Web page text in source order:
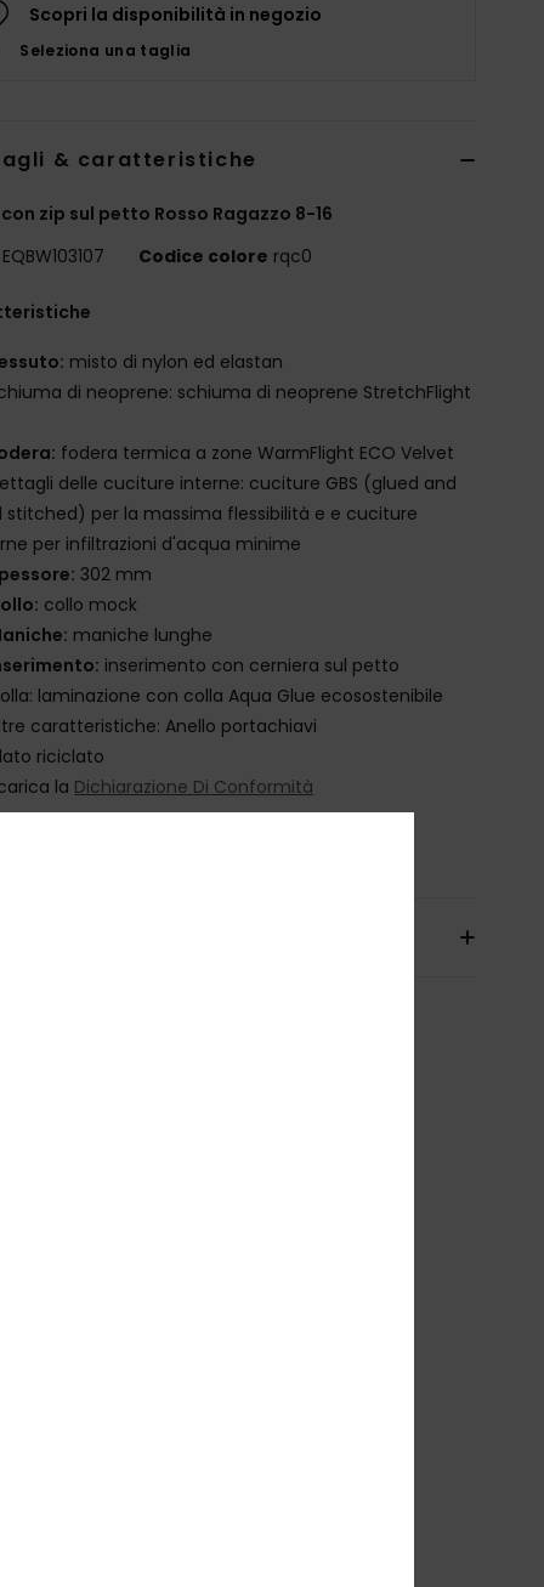
Scopri la disponibilità in negozio
Seleziona una taglia
& caratteristiche
zip sul petto Rosso Ragazzo 8-16
EQBW103107 Codice colore rqc0
misto di nylon ed elastan
di neoprene: schiuma di neoprene StretchFlight
fodera termica a zone WarmFlight ECO Velvet
delle cuciture interne: cuciture GBS (glued and
stitched) per la massima flessibilità e e cuciture
per infiltrazioni d'acqua minime
302 mm
collo mock
maniche lunghe
inserimento con cerniera sul petto
laminazione con colla Aqua Glue ecosostenibile
caratteristiche: Anello portachiavi
riciclato
la Dichiarazione Di Conformità